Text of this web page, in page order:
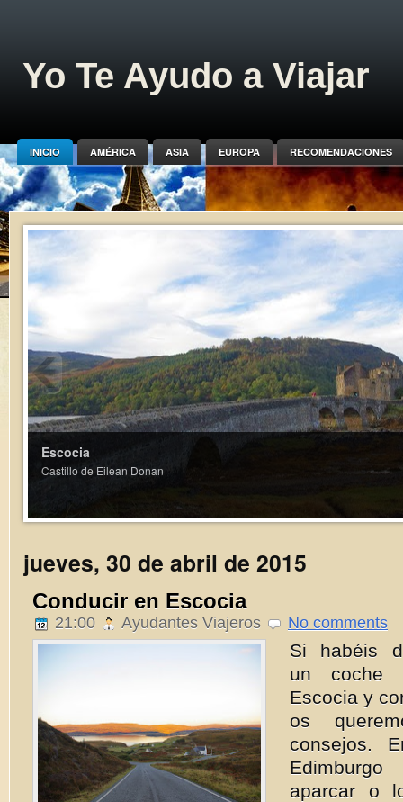
Yo Te Ayudo a Viajar
INICIO AMÉRICA ASIA EUROPA RECOMENDACIONES
jueves, 30 de abril de 2015
Conducir en Escocia
21:00 Ayudantes Viajeros No comments
Si habéis
un coche
Escocia y
os
consejos.
aparcar o